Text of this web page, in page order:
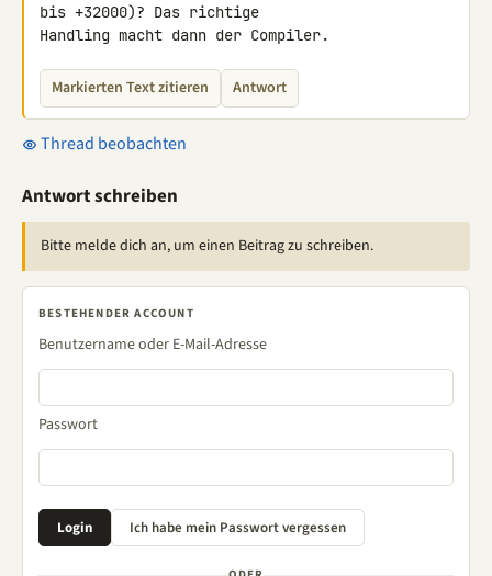
bis +32000)? Das richtige
Handling macht dann der Compiler.
Markierten Text zitieren Antwort
Thread beobachten
Antwort schreiben
Bitte melde dich an, um einen Beitrag zu schreiben.
BESTEHENDER ACCOUNT
Benutzername oder E-Mail-Adresse
Passwort